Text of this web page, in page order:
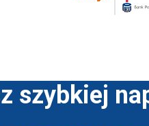
szybkiej